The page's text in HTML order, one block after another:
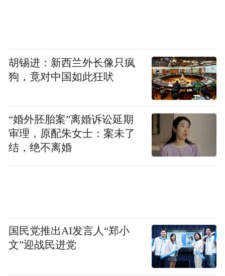
胡锡进：新西兰外长像只疯
狗，竟对中国如此狂吠
“婚外胚胎案”离婚诉讼延期
审理，原配朱女士：案未了
结，绝不离婚
国民党推出AI发言人“郑小
文”迎战民进党